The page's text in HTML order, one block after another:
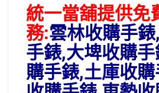
統一當舖提供免
務:雲林收購手
手錶,大埤收購
購手錶,土庫收